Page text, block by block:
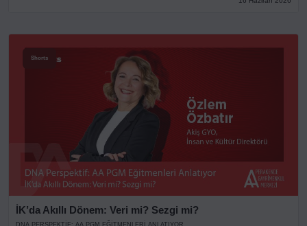
Shorts
İK’da Akıllı Dönem: Veri mi? Sezgi mi?
DNA PERSPEKTIF: AA PGM EĞITMENLERI ANLATIYOR